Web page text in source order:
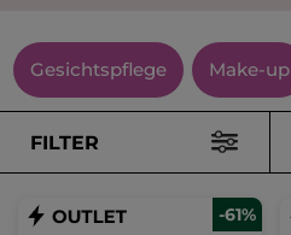
Gesichtspflege Make-up
FILTER
-61%